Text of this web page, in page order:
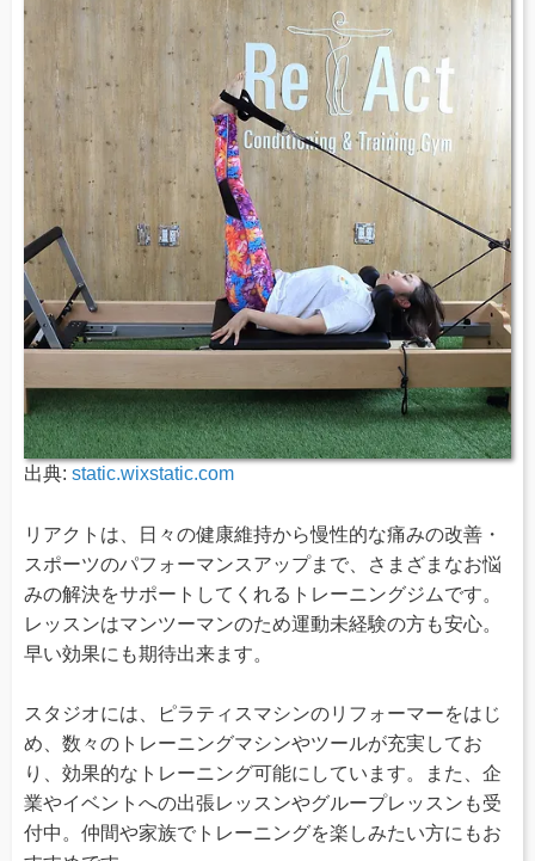
出典: static.wixstatic.com
リアクトは、日々の健康維持から慢性的な痛みの改善・
スポーツのパフォーマンスアップまで、さまざまなお悩
みの解決をサポートしてくれるトレーニングジムです。
レッスンはマンツーマンのため運動未経験の方も安心。
早い効果にも期待出来ます。
スタジオには、ピラティスマシンのリフォーマーをはじ
め、数々のトレーニングマシンやツールが充実してお
り、効果的なトレーニング可能にしています。また、企
業やイベントへの出張レッスンやグループレッスンも受
付中。仲間や家族でトレーニングを楽しみたい方にもお